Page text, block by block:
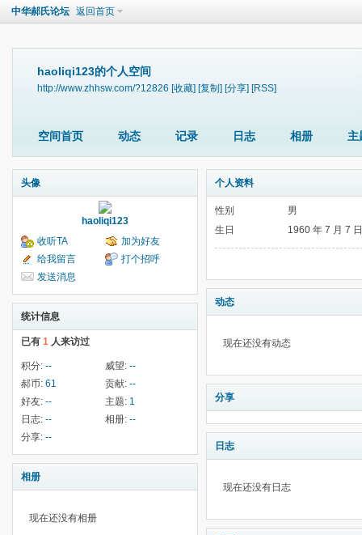
中华郝氏论坛 返回首页
haoliqi123的个人空间
http://www.zhhsw.com/?12826 [收藏] [复制] [分享] [RSS]
空间首页 动态 记录 日志 相册 主
头像
haoliqi123
收听TA
加为好友
给我留言
打个招呼
发送消息
统计信息
已有 1 人来访过
积分: -- 威望: --
郝币: 61 贡献: --
好友: -- 主题: 1
日志: -- 相册: --
分享: --
相册
现在还没有相册
个人资料
性别
男
生日
1960 年 7 月 7 日
动态
现在还没有动态
分享
日志
现在还没有日志